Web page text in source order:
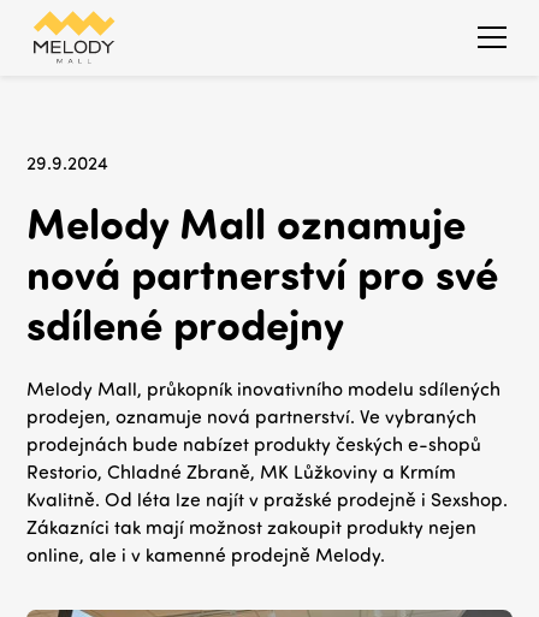
29.9.2024
Melody Mall oznamuje
nová partnerství pro své
sdílené prodejny
Melody Mall, průkopník inovativního modelu sdílených
prodejen, oznamuje nová partnerství. Ve vybraných
prodejnách bude nabízet produkty českých e-shopů
Restorio, Chladné Zbraně, MK Lůžkoviny a Krmím
Kvalitně. Od léta lze najít v pražské prodejně i Sexshop.
Zákazníci tak mají možnost zakoupit produkty nejen
online, ale i v kamenné prodejně Melody.